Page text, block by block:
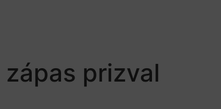
prizval